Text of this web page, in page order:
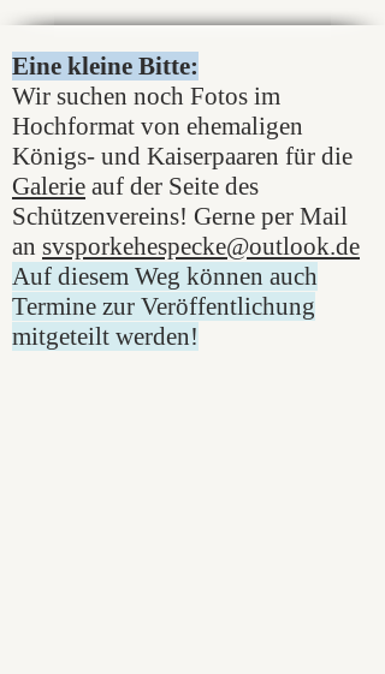
Eine kleine Bitte:
Wir suchen noch Fotos im
Hochformat von ehemaligen
Königs- und Kaiserpaaren für die
Galerie auf der Seite des
Schützenvereins! Gerne per Mail
an svsporkehespecke@outlook.de
Auf diesem Weg können auch
Termine zur Veröffentlichung
mitgeteilt werden!